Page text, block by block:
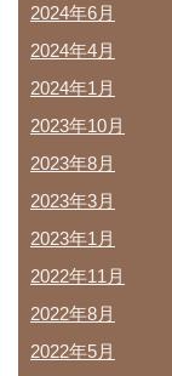
2024年6月
2024年4月
2024年1月
2023年10月
2023年8月
2023年3月
2023年1月
2022年11月
2022年8月
2022年5月